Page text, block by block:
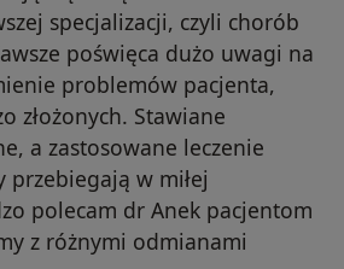
specjalizacji, czyli chorób
poświęca dużo uwagi na
problemów pacjenta,
złożonych. Stawiane
a zastosowane leczenie
przebiegają w miłej
polecam dr Anek pacjentom
z różnymi odmianami